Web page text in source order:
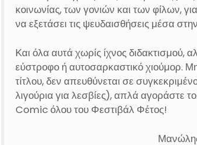
κοινωνίας, των γονιών και των φίλων,
να εξετάσει τις ψευδαισθήσεις μέσα
Και όλα αυτά χωρίς ίχνος διδακτισμού,
εύστροφο ή αυτοσαρκαστικό χιούμορ.
τίτλου, δεν απευθύνεται σε
λιγούρια για λεσβίες), απλά
Comic όλου του Φεστιβάλ Φέτος!